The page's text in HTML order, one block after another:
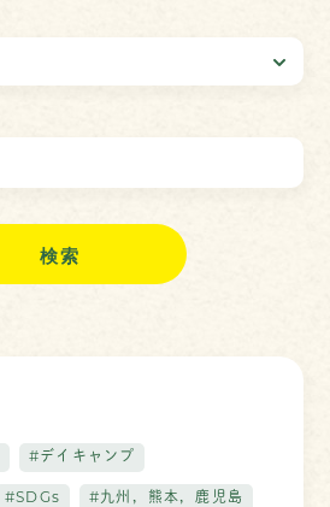
#デイキャンプ
#SDGs #九州，熊本，鹿児島